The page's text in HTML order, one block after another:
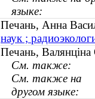
языке:
Печань, Анна
наук ;
Печань, Валянціна
См. также:
См. также на
другом языке: